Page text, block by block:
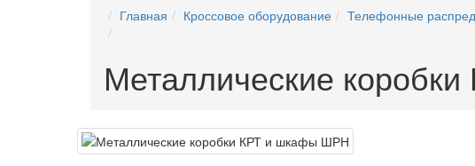
Главная Кроссовое оборудование Телефонные
Металлические